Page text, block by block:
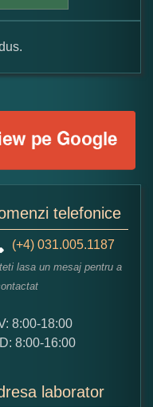
5
telefonice
(+4) 031.005.1187
lasa un mesaj pentru a
8:00-18:00
8:00-16:00
laborator